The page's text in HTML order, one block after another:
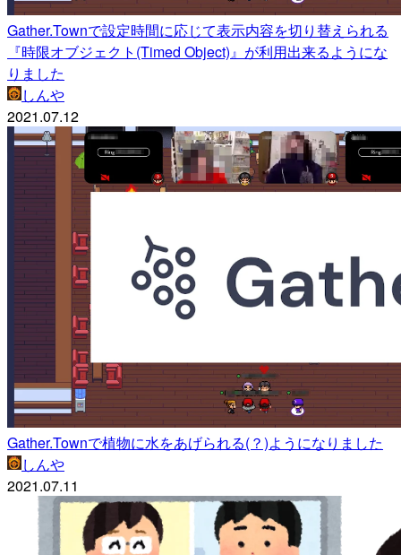
Gather.Townで設定時間に応じて表示内容を切り替えられる
『時限オブジェクト(Timed Object)』が利用出来るようにな
りました
しんや
2021.07.12
Gather.Townで植物に水をあげられる(？)ようになりました
しんや
2021.07.11